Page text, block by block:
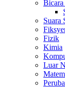
Bicara
Suara
Fizik
Kimia
Luar